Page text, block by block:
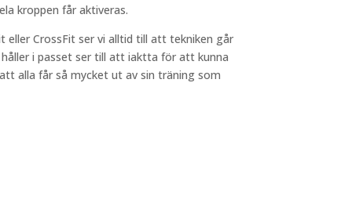
kroppen får aktiveras.
eller CrossFit ser vi alltid till att tekniken går
i passet ser till att iaktta för att kunna
alla får så mycket ut av sin träning som